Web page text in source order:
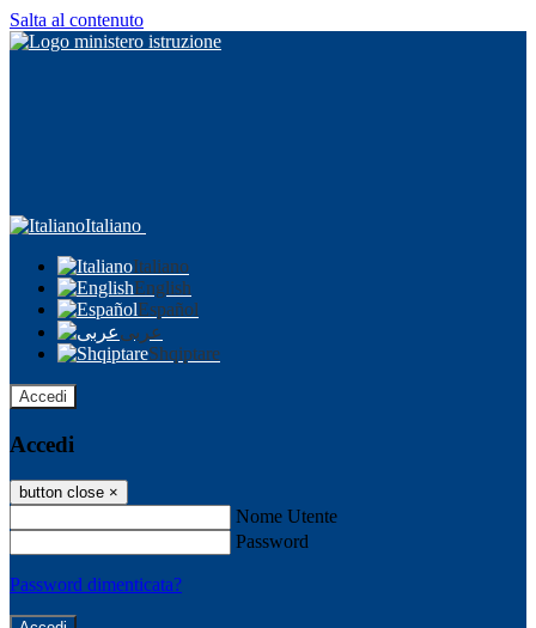
Salta al contenuto
Italiano
Italiano
English
Español
عربى
Shqiptare
Accedi
Accedi
button close ×
Nome Utente
Password
Password dimenticata?